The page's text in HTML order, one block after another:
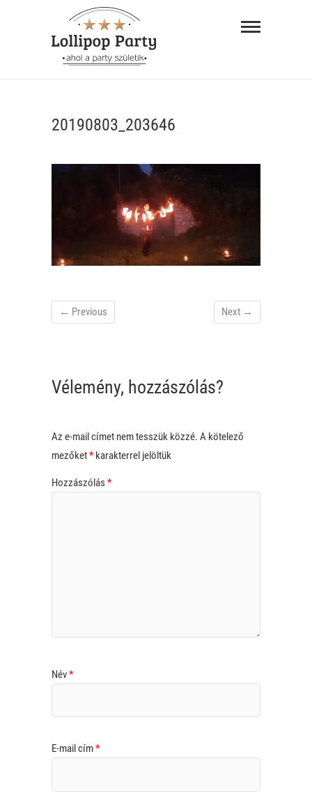
ahol a
születik
"AHOL A PARTY SZÜLETIK"
20190803_203646
← Previous Next →
Vélemény, hozzászólás?
Az e-mail címet nem tesszük közzé. A kötelező
mezőket*karakterrel jelöltük
Hozzászólás *
Név*
E-mail cím*